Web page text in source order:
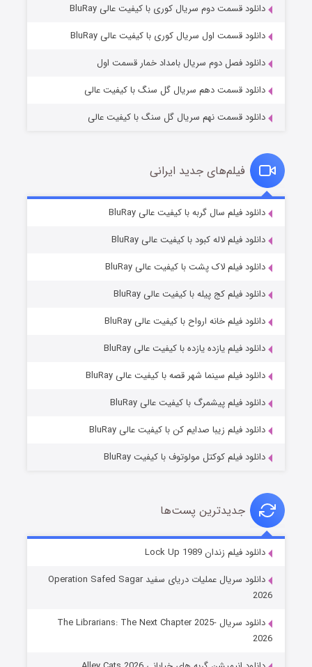
وستی ها
قسمت۱ (زیرنویس) منتشر شد
قسمت۶ (زیرنویس) منتشر شد
شوهر
دانلود قسمت دوم سریال کوری با کیفیت عالی BluRay
دانلود قسمت اول سریال کوری با کیفیت عالی BluRay
دانلود فصل دوم سریال بامداد خمار قسمت اول
دانلود قسمت دهم سریال گل سنگ با کیفیت عالی
دانلود قسمت نهم سریال گل سنگ با کیفیت عالی
فیلم‌های جدید ایرانی
دانلود فیلم سال گربه با کیفیت عالی BluRay
دانلود فیلم لاله کبود با کیفیت عالی BluRay
دانلود فیلم لاک پشت با کیفیت عالی BluRay
دانلود فیلم کج‌ پیله با کیفیت عالی BluRay
دانلود فیلم خانه ارواح با کیفیت عالی BluRay
دانلود فیلم یازده یازده با کیفیت عالی BluRay
دانلود فیلم سینما شهر قصه با کیفیت عالی BluRay
دانلود فیلم پیشمرگ با کیفیت عالی BluRay
دانلود فیلم زیبا صدایم کن با کیفیت عالی BluRay
دانلود فیلم کوکتل مولوتوف با کیفیت BluRay
جدیدترین پست‌ها
دانلود فیلم زندان Lock Up 1989
دانلود سریال عملیات دریای سفید Operation Safed Sagar
2026
دانلود سریال The Librarians: The Next Chapter 2025-
2026